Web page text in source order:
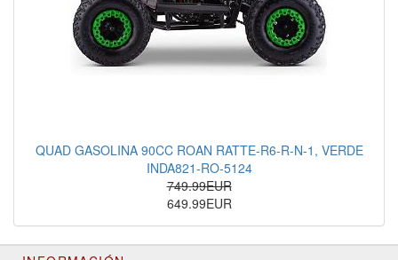
QUAD GASOLINA 90CC ROAN RATTE-R6-R-N-1, VERDE
INDA821-RO-5124
749.99EUR
649.99EUR